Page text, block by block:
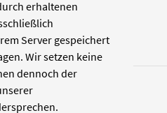
erhaltenen
Server gespeichert
Wir setzen keine
dennoch der